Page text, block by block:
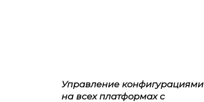
Управление конфигурациями
на всех платформах с